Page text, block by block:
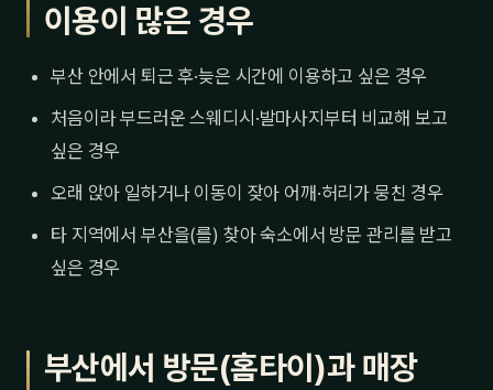
이용이 많은 경우
부산 안에서 퇴근 후·늦은 시간에 이용하고 싶은 경우
처음이라 부드러운 스웨디시·발마사지부터 비교해 보고
싶은 경우
오래 앉아 일하거나 이동이 잦아 어깨·허리가 뭉친 경우
타 지역에서 부산을(를) 찾아 숙소에서 방문 관리를 받고
싶은 경우
부산에서 방문(홈타이)과 매장